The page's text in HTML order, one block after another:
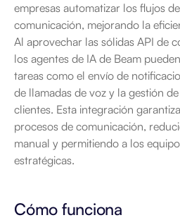
empresas automatizar los flujos
comunicación, mejorando la
Al aprovechar las sólidas API de
los agentes de IA de Beam
tareas como el envío de
de llamadas de voz y la gestión
clientes. Esta integración
procesos de comunicación,
manual y permitiendo a los
estratégicas.
Cómo funciona